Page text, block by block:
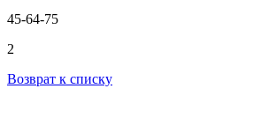
45-64-75
2
Возврат к списку